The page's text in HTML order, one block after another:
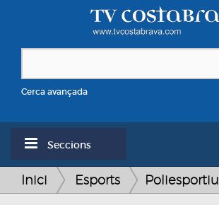
Cerca avançada
Seccions
Inici Esports Poliesportiu